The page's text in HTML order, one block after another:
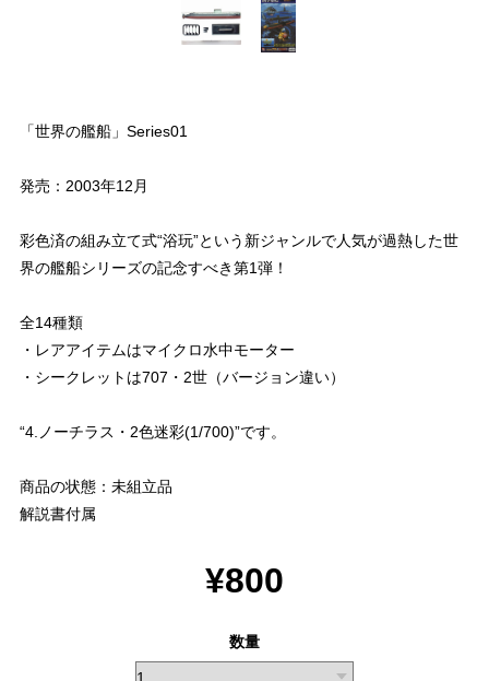
「世界の艦船」Series01
発売：2003年12月
彩色済の組み立て式“浴玩”という新ジャンルで人気が過熱した世
界の艦船シリーズの記念すべき第1弾！
全14種類
・レアアイテムはマイクロ水中モーター
・シークレットは707・2世（バージョン違い）
“4.ノーチラス・2色迷彩(1/700)”です。
商品の状態：未組立品
解説書付属
¥800
数量